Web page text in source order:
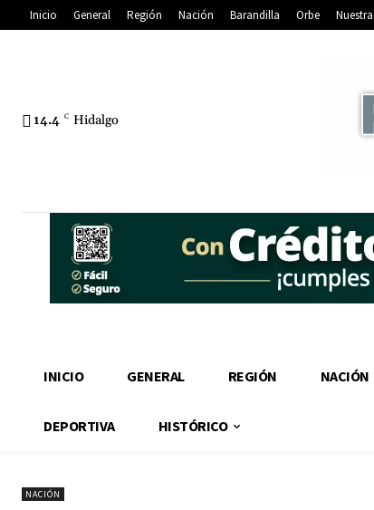
Inicio General Región Nación Barandilla Orbe
14.4 C Hidalgo
INICIO GENERAL REGIÓN NACIÓN
DEPORTIVA HISTÓRICO
NACIÓN